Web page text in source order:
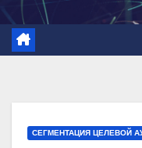
СЕГМЕНТАЦИЯ ЦЕЛЕВОЙ